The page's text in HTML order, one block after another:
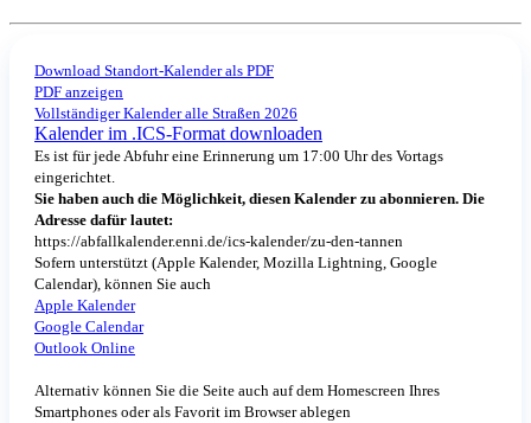
Download Standort-Kalender als PDF
PDF anzeigen
Vollständiger Kalender alle Straßen 2026
Kalender im .ICS-Format downloaden
Es ist für jede Abfuhr eine Erinnerung um 17:00 Uhr des Vortags
eingerichtet.
Sie haben auch die Möglichkeit, diesen Kalender zu abonnieren. Die
Adresse dafür lautet:
https://abfallkalender.enni.de/ics-kalender/zu-den-tannen
Sofern unterstützt (Apple Kalender, Mozilla Lightning, Google
Calendar), können Sie auch
Apple Kalender
Google Calendar
Outlook Online
Alternativ können Sie die Seite auch auf dem Homescreen Ihres
Smartphones oder als Favorit im Browser ablegen